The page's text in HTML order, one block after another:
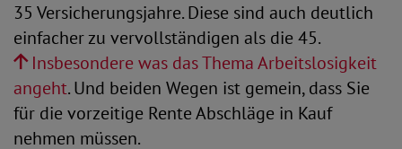
35 Versicherungsjahre. Diese sind auch deutlich
einfacher zu vervollständigen als die 45.
Insbesondere was das Thema Arbeitslosigkeit
angeht. Und beiden Wegen ist gemein, dass Sie
für die vorzeitige Rente Abschläge in Kauf
nehmen müssen.